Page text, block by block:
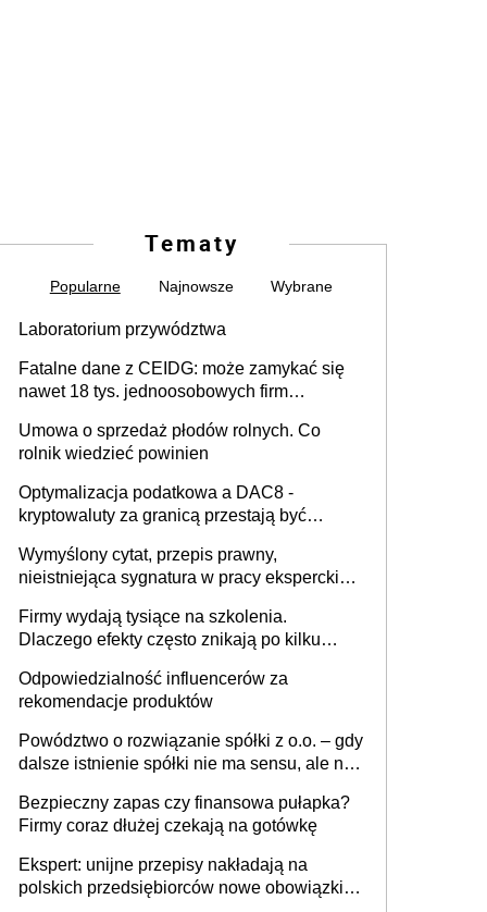
Tematy
Popularne Najnowsze Wybrane
Laboratorium przywództwa
Fatalne dane z CEIDG: może zamykać się
nawet 18 tys. jednoosobowych firm
Umowa o sprzedaż płodów rolnych. Co
rolnik wiedzieć powinien
Optymalizacja podatkowa a DAC8 -
kryptowaluty za granicą przestają być
Wymyślony cytat, przepis prawny,
nieistniejąca sygnatura w pracy eksperckiej -
firmie
Firmy wydają tysiące na szkolenia.
Dlaczego efekty często znikają po kilku
Odpowiedzialność influencerów za
rekomendacje produktów
Powództwo o rozwiązanie spółki z o.o. – gdy
dalsze istnienie spółki nie ma sensu, ale nie
Bezpieczny zapas czy finansowa pułapka?
Firmy coraz dłużej czekają na gotówkę
Ekspert: unijne przepisy nakładają na
polskich przedsiębiorców nowe obowiązki w